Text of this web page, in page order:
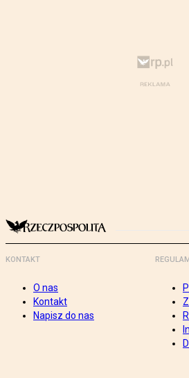
KONTAKT
O nas
Kontakt
Napisz do nas